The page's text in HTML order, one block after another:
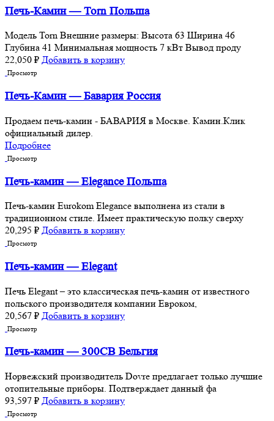
Печь-Камин — Torn Польша
Moдель Torn Внешние размеры: Высота 63 Ширина 46
Глубина 41 Минимальная мощность 7 кВт Вывод проду
22,050 ₽ Добавить в корзину
Просмотр
Печь-Камин — Бавария Россия
Продаем печь-камин - БАВАРИЯ в Москве. Камин.Клик
официальный дилер.
Подробнее
Просмотр
Печь-камин — Elegance Польша
Печь-камин Eurokom Elegance выполнена из стали в
традиционном стиле. Имеет практическую полку сверху
20,295 ₽ Добавить в корзину
Просмотр
Печь-камин — Elegant
Печь Elegant – это классическая печь-камин от известного
польского производителя компании Евроком,
20,567 ₽ Добавить в корзину
Просмотр
Печь-камин — 300CB Бельгия
Норвежский производитель Dovre предлагает только лучшие
отопительные приборы. Подтверждает данный фа
93,597 ₽ Добавить в корзину
Просмотр